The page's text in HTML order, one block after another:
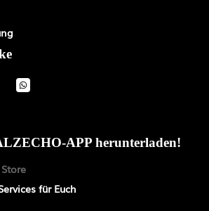
APP herunterladen!
für Euch